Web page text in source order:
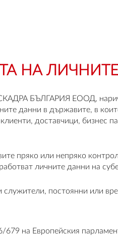
НА
БЪЛГАРИЯ ЕООД,
данни в държавите, в
доставчици, бизнес
пряко или непряко
личните данни на
служители, постоянни или
679 на Европейския